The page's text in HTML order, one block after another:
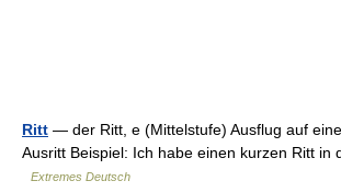
Ritt — der Ritt, e (Mittelstufe) Ausflug auf
Ausritt Beispiel: Ich habe einen kurzen Ritt in
Extremes Deutsch